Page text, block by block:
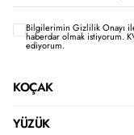
Bilgilerimin Gizlilik Onayı
haberdar olmak istiyorum.
ediyorum.
KOÇAK
YÜZÜK